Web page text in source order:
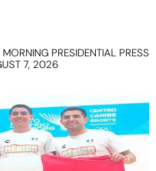
PRESIDENTIAL PRESS
7, 2026